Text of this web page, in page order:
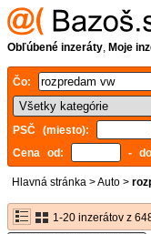
Obľúbené inzeráty, Moje
Čo:
PSČ (miesto):
Cena od:
-
Hlavná stránka >Auto >
1-20 inzerátov z